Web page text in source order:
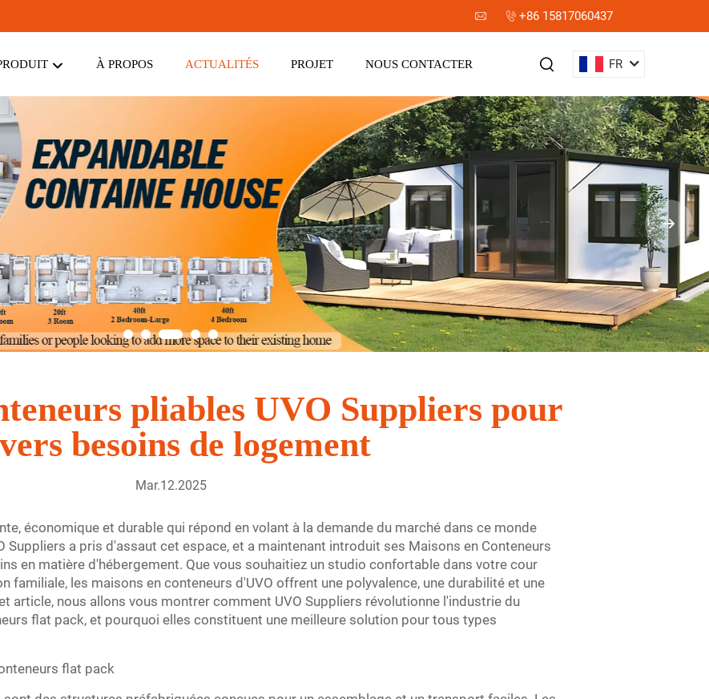
+86 15817060437
À PROPOS ACTUALITÉS PROJET NOUS CONTACTER FR
pliables UVO Suppliers pour
besoins de logement
Mar.12.2025
économique et durable qui répond en volant à la demande du marché dans ce monde
Suppliers a pris d'assaut cet espace, et a maintenant introduit ses Maisons en Conteneurs
en matière d'hébergement. Que vous souhaitiez un studio confortable dans votre cour
familiale, les maisons en conteneurs d'UVO offrent une polyvalence, une durabilité et une
article, nous allons vous montrer comment UVO Suppliers révolutionne l'industrie du
flat pack, et pourquoi elles constituent une meilleure solution pour tous types
flat pack